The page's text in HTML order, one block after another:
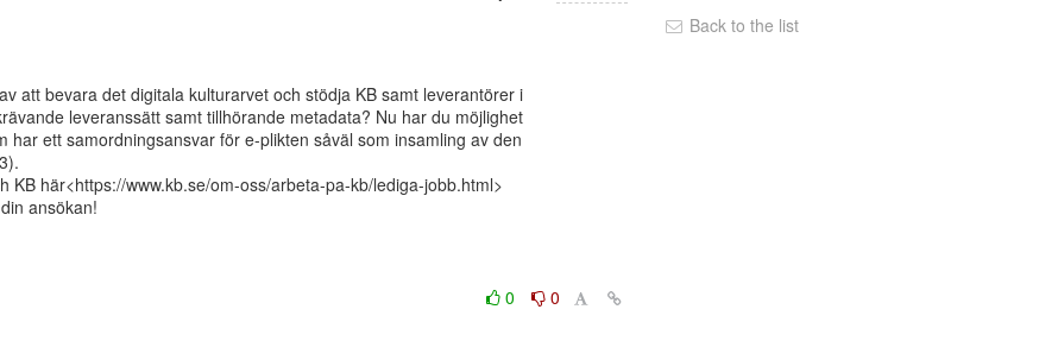
leveranssätt samt tillhörande metadata? Nu har du möjlighet
har ett samordningsansvar för e-plikten såväl som insamling av den
KB här<https://www.kb.se/om-oss/arbeta-pa-kb/lediga-jobb.html>
ansökan!
0
0
Back to the list